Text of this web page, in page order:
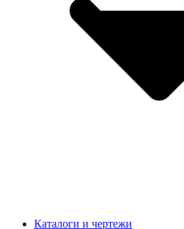
Каталоги и чертежи